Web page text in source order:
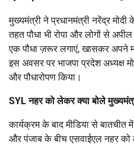
मुख्यमंत्री ने प्रधानमंत्री नरेंद्र
तहत पौधा भी रोपा और लोगों से
एक पौधा ज़रूर लगाएं, खासकर अपने
इस अवसर पर भाजपा प्रदेश अध्यक्ष
और पौधारोपण किया।
SYLनहर को लेकर क्या बोले
कार्यक्रम के बाद मीडिया से बातचीत
और पंजाब के बीच एसवाईएल नहर